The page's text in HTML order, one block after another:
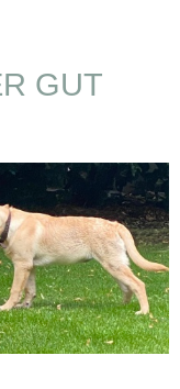
GUT